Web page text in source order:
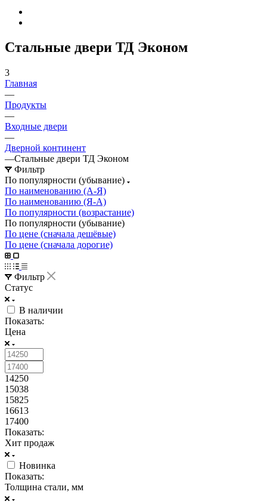
Стальные двери ТД Эконом
3
Главная
—
Продукты
—
Входные двери
—
Дверной континент
—Стальные двери ТД Эконом
Фильтр
По популярности (убывание)
По наименованию (А-Я)
По наименованию (Я-А)
По популярности (возрастание)
По популярности (убывание)
По цене (сначала дешёвые)
По цене (сначала дорогие)
Фильтр
Статус
В наличии
Показать:
Цена
14250
15038
15825
16613
17400
Показать:
Хит продаж
Новинка
Показать:
Толщина стали, мм